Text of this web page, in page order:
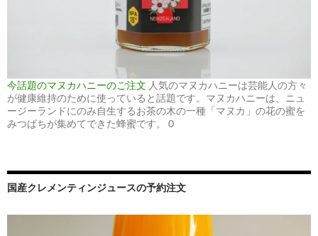
今話題のマヌカハニーのご注文 人気のマヌカハニーは芸能人の方々
が健康維持のために使っていると話題です。マヌカハニーは、ニュ
ージーランドにのみ自生するお茶の木の一種「マヌカ」の花の蜜を
みつばちが集めてできた蜂蜜です。 0
国産クレメンティンジュースの予約注文